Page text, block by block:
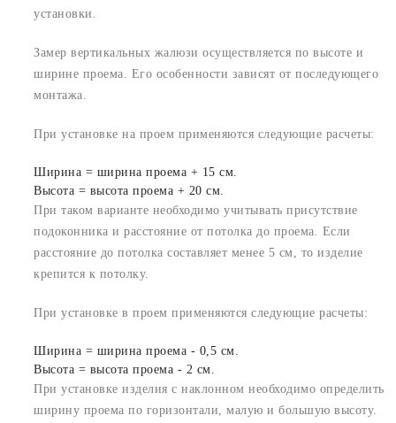
установки.
Замер вертикальных жалюзи осуществляется по высоте и
ширине проема. Его особенности зависят от последующего
монтажа.
При установке на проем применяются следующие расчеты:
Ширина = ширина проема + 15 см.
Высота = высота проема + 20 см.
При таком варианте необходимо учитывать присутствие
подоконника и расстояние от потолка до проема. Если
расстояние до потолка составляет менее 5 см, то изделие
крепится к потолку.
При установке в проем применяются следующие расчеты:
Ширина = ширина проема - 0,5 см.
Высота = высота проема - 2 см.
При установке изделия с наклонном необходимо определить
ширину проема по горизонтали, малую и большую высоту.